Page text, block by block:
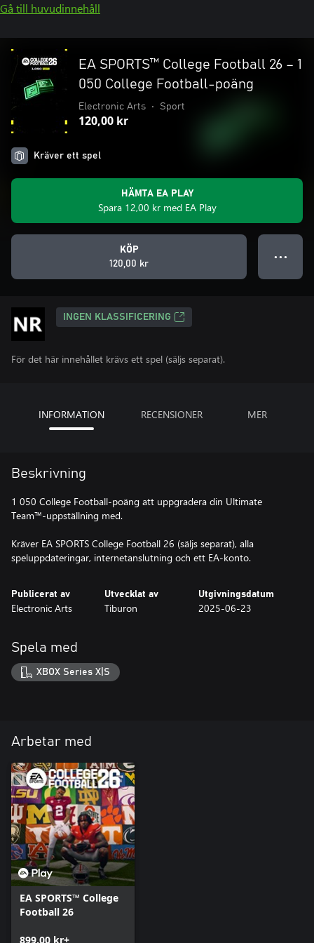
Gå till huvudinnehåll
EA SPORTS™ College Football 26 – 1
050 College Football-poäng
Electronic Arts • Sport
120,00 kr
Kräver ett spel
HÄMTA EA PLAY
Spara 12,00 kr med EA Play
KÖP
120,00 kr
● ● ●
INGEN KLASSIFICERING
För det här innehållet krävs ett spel (säljs separat).
INFORMATION RECENSIONER MER
Beskrivning
1 050 College Football-poäng att uppgradera din Ultimate
Team™-uppställning med.
Kräver EA SPORTS College Football 26 (säljs separat), alla
Publicerat av
Electronic Arts
Utvecklat av
Tiburon
Utgivningsdatum
2025-06-23
Spela med
XBOX Series X|S
Arbetar med
EA SPORTS™ College
Football 26
899,00 kr+